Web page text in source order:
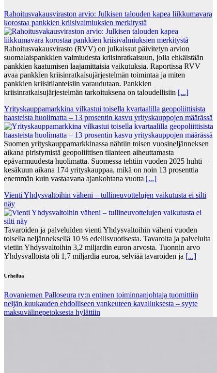
Rahoitusvakausviraston arvio: Julkisen talouden kapea liikkumavara
korostaa pankkien kriisivalmiuksien merkitystä
Rahoitusvakausvirasto (RVV) on julkaissut päivitetyn arvion
suomalaispankkien valmiudesta kriisinratkaisuun, jolla ehkäistään
pankkien kaatumisen laajamittaisia vaikutuksia. Raportissa RVV
avaa pankkien kriisinratkaisujärjestelmän toimintaa ja miten
pankkien kriisitilanteisiin varaudutaan. Pankkien
kriisinratkaisujärjestelmän tarkoituksena on taloudellisiin [...]
Yrityskauppamarkkina vilkastui toisella kvartaalilla geopoliittisista
haasteista huolimatta – 13 prosentin kasvu yrityskauppojen määrässä
Suomen yrityskauppamarkkinassa nähtiin toisen vuosineljänneksen
aikana piristymistä geopoliittisen tilanteen aiheuttamasta
epävarmuudesta huolimatta. Suomessa tehtiin vuoden 2025 huhti–
kesäkuun aikana 174 yrityskauppaa, mikä on noin 13 prosenttia
enemmän kuin vastaavana ajankohtana vuotta [...]
Vienti Yhdysvaltoihin väheni – tullineuvottelujen vaikutusta ei silti
näy
Tavaroiden ja palveluiden vienti Yhdysvaltoihin väheni vuoden
toisella neljänneksellä 10 % edellisvuotisesta. Tavaroita ja palveluita
vietiin Yhdysvaltoihin 3,2 miljardin euron arvosta. Tuonnin arvo
Yhdysvalloista oli 1,7 miljardia euroa, selviää tavaroiden ja [...]
Urheilua
Rovaniemen Palloseura ry:n entinen toiminnanjohtaja tuo­mit­tiin
neljän kuu­kau­den eh­dol­li­seen van­keu­teen ka­val­luk­ses­ta – syyte
mak­su­vä­li­ne­pe­tok­ses­ta hy­lät­tiin